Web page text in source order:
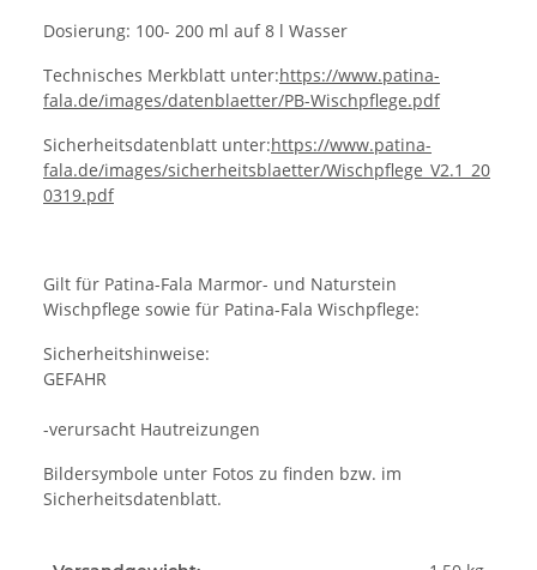
Dosierung: 100- 200 ml auf 8 l Wasser
Technisches Merkblatt unter:https://www.patina-
fala.de/images/datenblaetter/PB-Wischpflege.pdf
Sicherheitsdatenblatt unter:https://www.patina-
fala.de/images/sicherheitsblaetter/Wischpflege_V2.1_20
0319.pdf
Gilt für Patina-Fala Marmor- und Naturstein
Wischpflege sowie für Patina-Fala Wischpflege:
Sicherheitshinweise:
GEFAHR
-verursacht Hautreizungen
Bildersymbole unter Fotos zu finden bzw. im
Sicherheitsdatenblatt.